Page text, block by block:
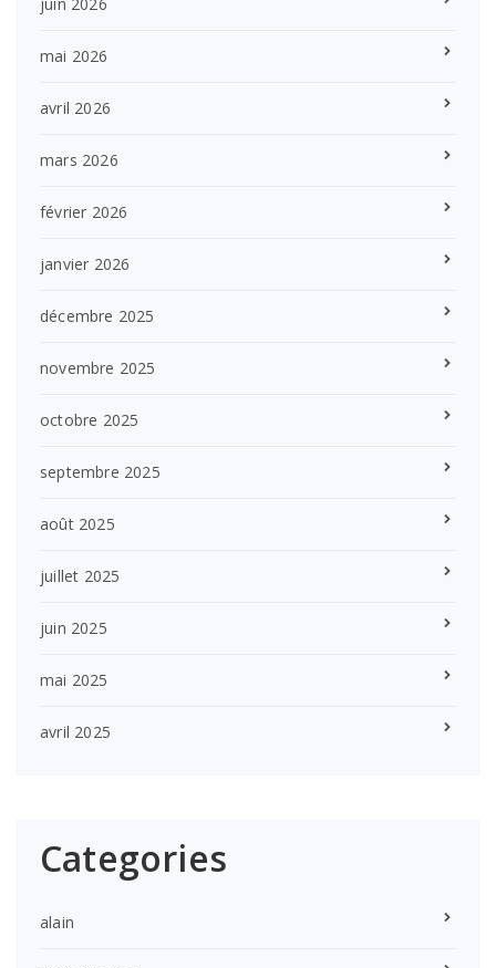
mai 2026
avril 2026
mars 2026
février 2026
janvier 2026
décembre 2025
novembre 2025
octobre 2025
septembre 2025
août 2025
juillet 2025
juin 2025
mai 2025
avril 2025
Categories
alain